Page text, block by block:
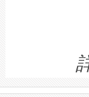
ームを
きます
念は、
ます。
quality
BESS
は1535
イズの
す。ノ
ートル先